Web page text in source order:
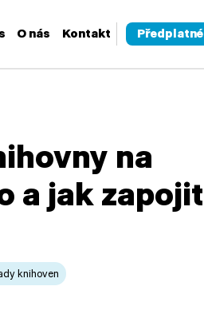
O nás Kontakt Předplatné
na
a jak zapojit
knihoven